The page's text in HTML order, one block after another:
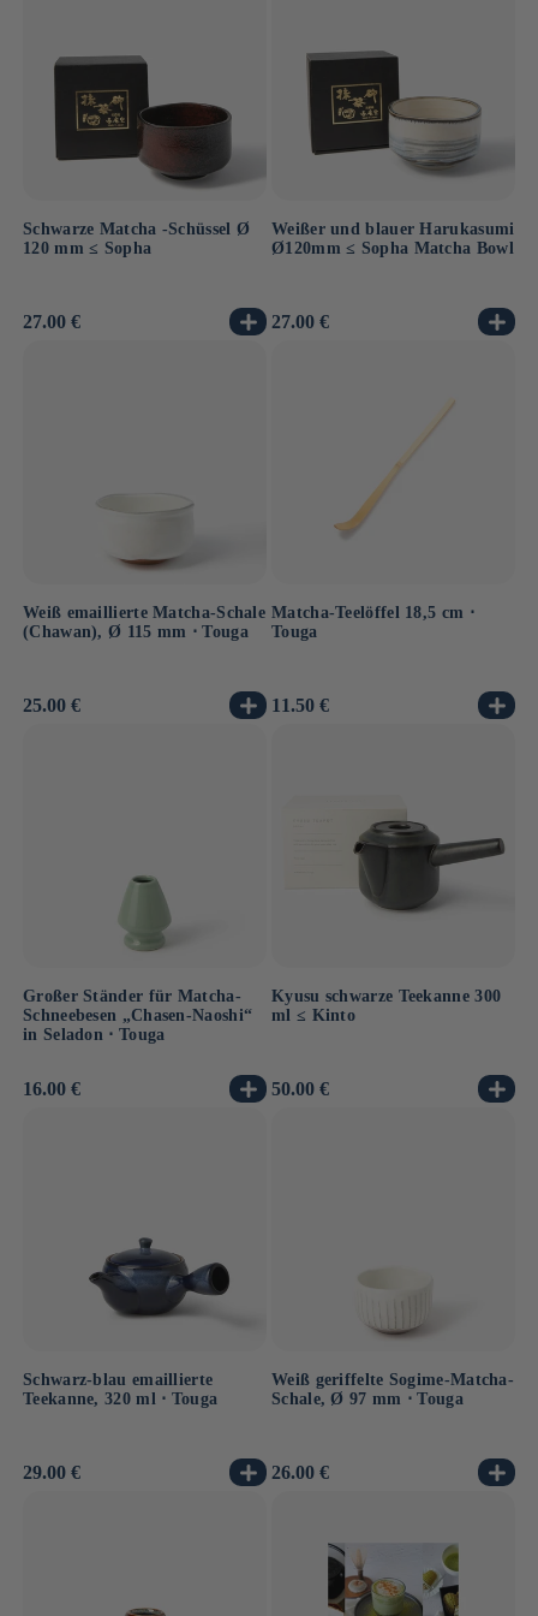
Schwarze Matcha -Schüssel Ø
120 mm ≤ Sopha
Normaler
27.00 €
Weißer und blauer Harukasumi
Ø120mm ≤ Sopha Matcha Bowl
Normaler
27.00 €
Weiß emaillierte Matcha-Schale
(Chawan), Ø 115 mm ⋅ Touga
Normaler
25.00 €
Matcha-Teelöffel 18,5 cm ⋅
Touga
Normaler
11.50 €
Großer Ständer für Matcha-
Schneebesen „Chasen-Naoshi“
in Seladon ⋅ Touga
Normaler
16.00 €
Kyusu schwarze Teekanne 300
ml ≤ Kinto
Normaler
50.00 €
Schwarz-blau emaillierte
Teekanne, 320 ml ⋅ Touga
Normaler
29.00 €
Weiß geriffelte Sogime-Matcha-
Schale, Ø 97 mm ⋅ Touga
Normaler
26.00 €